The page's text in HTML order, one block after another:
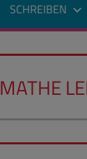
SCHREIBEN
MATHE